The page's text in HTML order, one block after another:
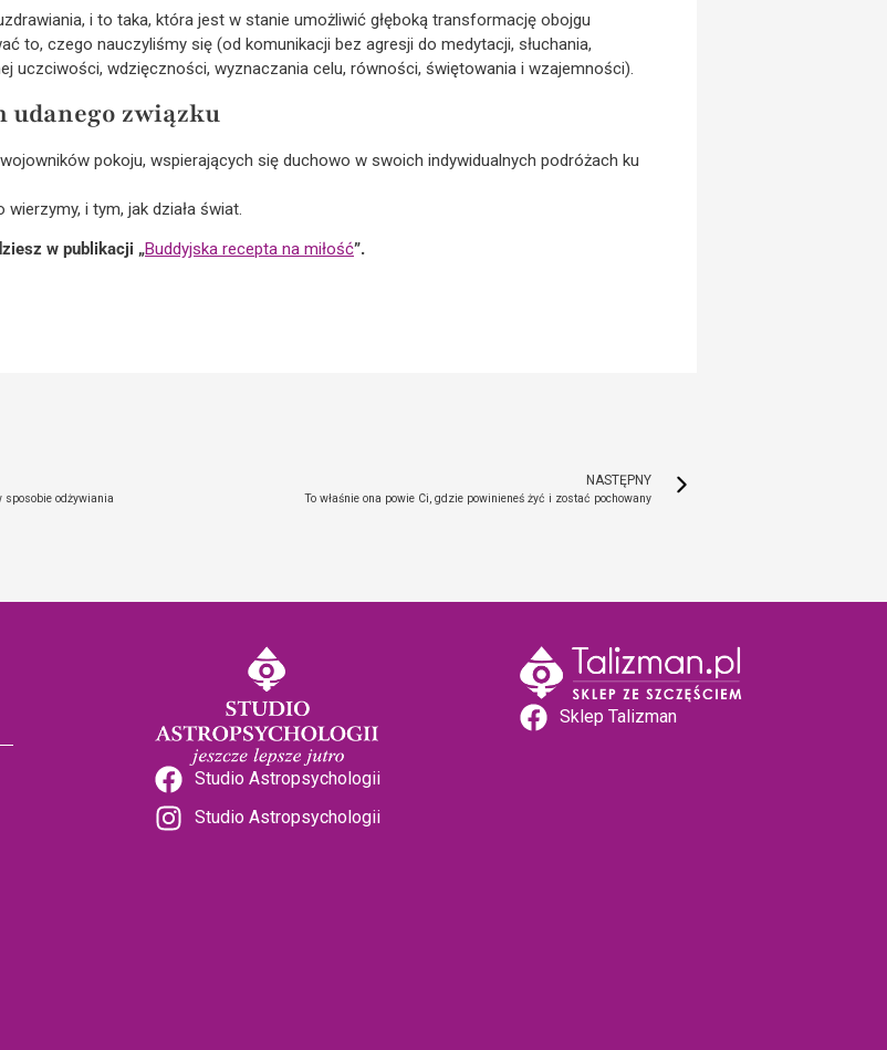
i to taka, która jest w stanie umożliwić głęboką transformację obojgu
to, czego nauczyliśmy się (od komunikacji bez agresji do medytacji, słuchania,
uczciwości, wdzięczności, wyznaczania celu, równości, świętowania i wzajemności).
udanego związku
pokoju, wspierających się duchowo w swoich indywidualnych podróżach ku
i tym, jak działa świat.
w publikacji „Buddyjska recepta na miłość”.
sposobie odżywiania
NASTĘPNY
To właśnie ona powie Ci, gdzie powinieneś żyć i zostać pochowany
Studio Astropsychologii
Studio Astropsychologii
Sklep Talizman